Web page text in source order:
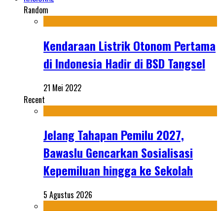
Random
Kendaraan Listrik Otonom Pertama
di Indonesia Hadir di BSD Tangsel
21 Mei 2022
Recent
Jelang Tahapan Pemilu 2027,
Bawaslu Gencarkan Sosialisasi
Kepemiluan hingga ke Sekolah
5 Agustus 2026